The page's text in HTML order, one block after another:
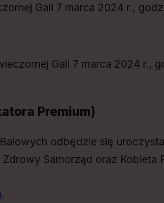
Gali 7 marca 2024 r.,
Gali 7 marca 2024 r.,
Premium)
odbędzie się
Samorząd oraz Kobieta
.